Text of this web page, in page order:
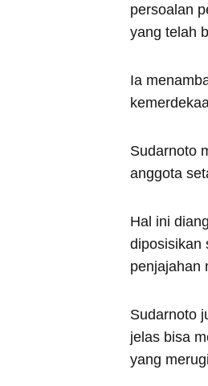
persoalan
yang telah
Ia
Sudarnoto
anggota
Hal ini
diposisikan
penjajahan
Sudarnoto
jelas bisa
yang